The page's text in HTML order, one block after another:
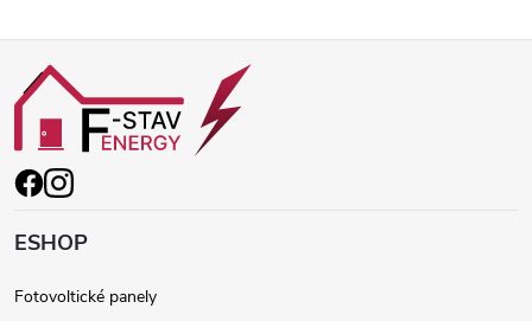
á
p
äESHOP
Fotovoltické panely